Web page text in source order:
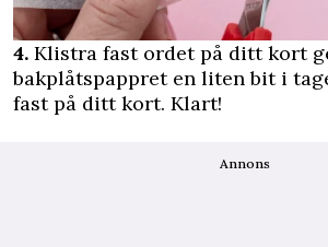
4. Klistra fast ordet på ditt kort
bakplåtspappret en liten bit i
fast på ditt kort. Klart!
Annons